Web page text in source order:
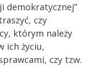
demokratycznej”
czy
którym należy
ich życiu,
czy tzw.